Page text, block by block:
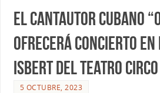
El cantautor cubano
ofrecerá concierto en
Isbert del Teatro
5 OCTUBRE, 2023